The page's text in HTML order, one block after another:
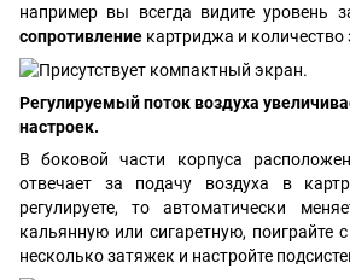
например вы всегда видите уровень
сопротивление картриджа и количество
Регулируемый поток воздуха
настроек.
В боковой части корпуса
отвечает за подачу воздуха в
регулируете, то автоматически
кальянную или сигаретную, поиграйте
несколько затяжек и настройте